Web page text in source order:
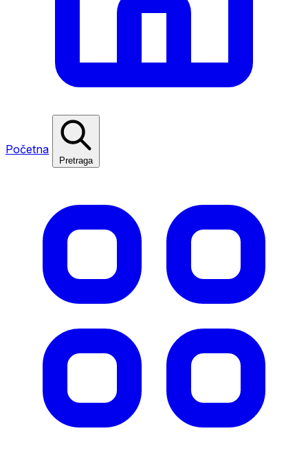
Početna
Pretraga